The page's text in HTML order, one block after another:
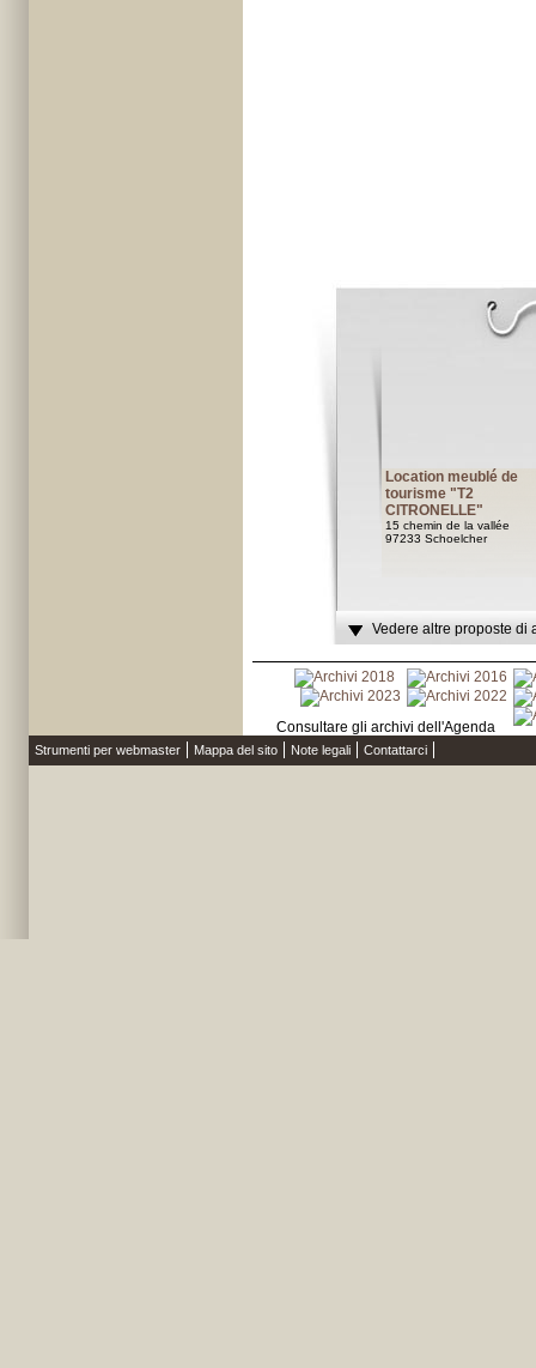
Location meublé de
tourisme "T2
CITRONELLE"
15 chemin de la vallée
97233 Schoelcher
Vedere altre proposte di
Consultare gli archivi dell'Agenda
Strumenti per webmaster Mappa del sito Note legali Contattarci